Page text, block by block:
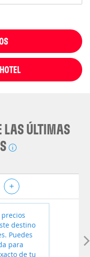
LAS ÚLTIMAS
+
destino
Puedes
para
de tu